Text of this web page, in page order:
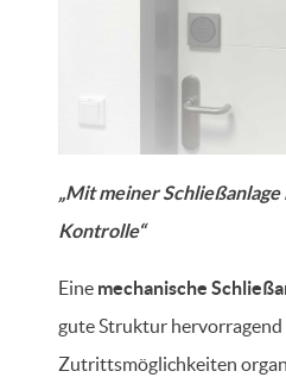
„Mit meiner Schließanlage
Kontrolle“
Eine mechanische
gute Struktur hervorragend
Zutrittsmöglichkeiten